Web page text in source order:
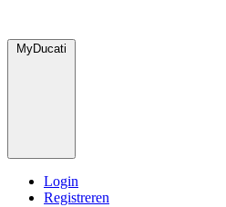
MyDucati
Login
Registreren